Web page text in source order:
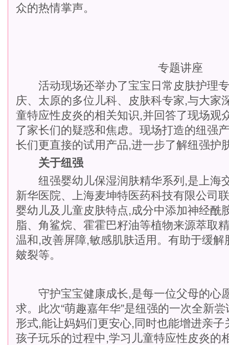
众的热情掌声。
专题讲座
活动现场还举办了宝宝日常皮肤护理专
庆、太原的多位儿科、皮肤科专家,与大家
童特应性皮炎的相关知识,并回答了现场观
了家长们的疑惑和焦虑。现场打造的纽强
长们更直接的试用产品,进一步了解纽强护
关于纽强
纽强婴幼儿保湿润肤精华系列,是上海
新华医院、上海麦坤特医药科技有限公司
婴幼儿及儿童皮肤特点,成分中添加神经酰
脂、角鲨烷、霍霍巴籽油等植物来源萃取
温和,改善屏障,敏感肌肤适用。有助于缓解
皴裂等。
守护宝宝健康成长,是每一位父母的心
求。此次“萌趣嘉年华”是纽强的一次全新
形式,能让妈妈们更安心,同时也能增进亲子
孩子玩乐的过程中,学习儿童特应性皮炎的